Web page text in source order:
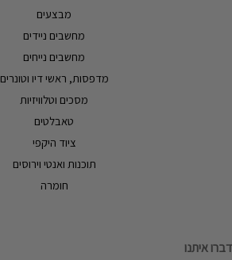
מבצעים
מחשבים ניידים
מחשבים נייחים
מדפסות, ראשי דיו וטונרים
מסכים וטלוויזיות
טאבלטים
ציוד היקפי
תוכנות ואנטי וירוסים
חומרה
דברו איתנו